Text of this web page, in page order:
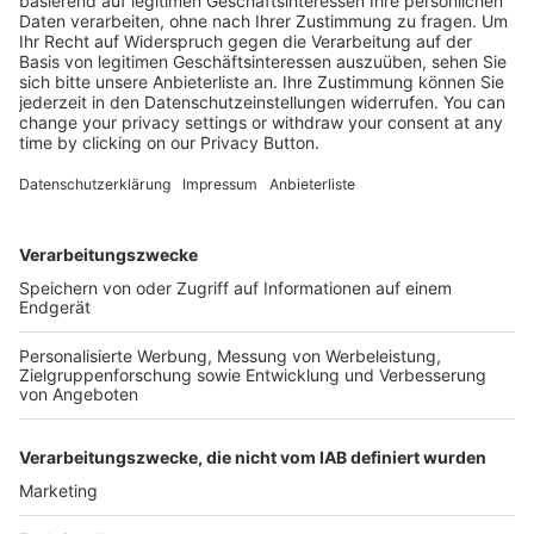
Mehr Infos
Kostenlose Rücksendung bis zu 14 Tage nach
Bestelleingang (innerhalb Deutschlands).
Versandkosten.
Der Bestellprozess ist mit Hilfe eines SSL-
SERVICE HOTLINE
SHOP SERVICE